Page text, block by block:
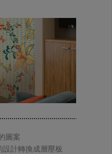
圖案
計轉換成層壓板